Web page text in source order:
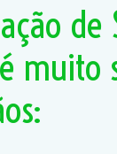
de
muito